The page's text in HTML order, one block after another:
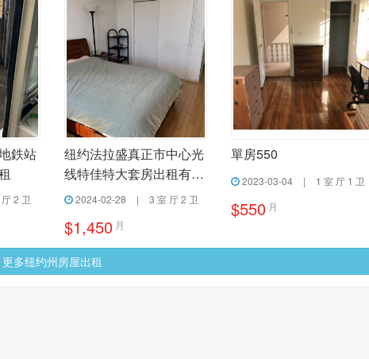
鉄站
2 卫
纽约法拉盛真正市中心光
线特佳特大套房出租有电
梯2024-02-28 | 3 室 厅 2 卫
$1,450 月
單房550
2023-03-04 | 1 室 厅 1 卫
$550 月
更多纽约州房屋出租